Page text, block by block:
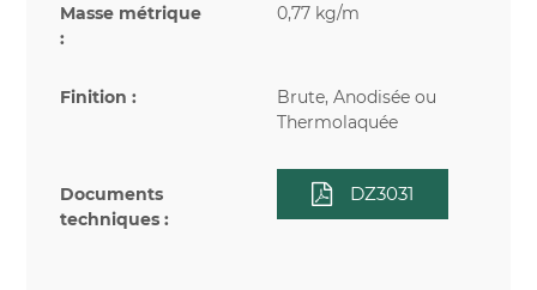
Masse métrique
:
0,77 kg/m
Finition :
Brute, Anodisée ou
Thermolaquée
Documents
techniques :
DZ3031